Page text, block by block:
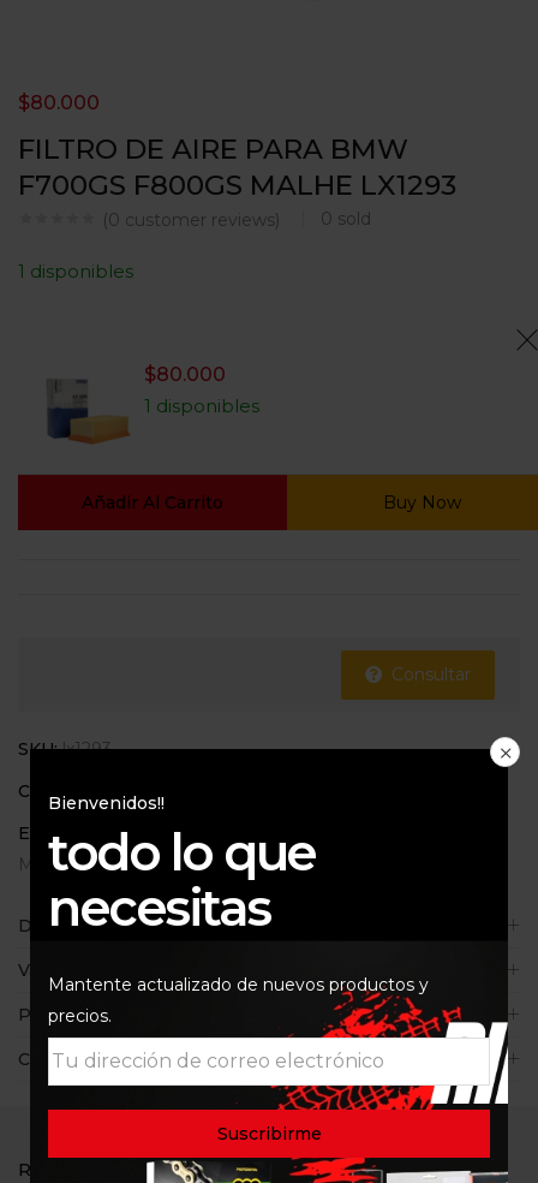
FILTRO DE AIRE PARA BMW
F700GS F800GS MALHE LX1293
(0 customer reviews) 0 sold
$80.000
1 disponibles
$80.000
1 disponibles
Añadir Al Carrito Buy Now
Consultar
SKU:lx1293
Categorías:
700
Etiquetas:
BMW F700gs
Mantenimiento de motos
Descripción
Valoraciones (0)
Políticas de la tienda
Consultas
RELATED PRODUCTS
Bienvenidos!!
todo lo que
necesitas
Mantente actualizado de nuevos productos y
precios.